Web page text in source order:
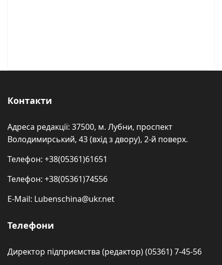
Контакти
Адреса редакції: 37500, м. Лубни, проспект
Володимирський, 43 (вхід з двору), 2-й поверх.
Телефон: +38(05361)61651
Телефон: +38(05361)74556
E-Mail: Lubenschina@ukr.net
Телефони
Директор підприємства (редактор) (05361) 7-45-56